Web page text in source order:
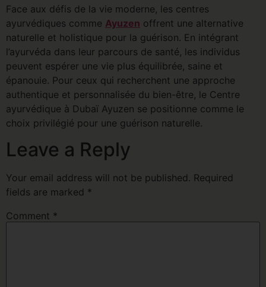
Face aux défis de la vie moderne, les centres
ayurvédiques comme Ayuzen offrent une alternative
naturelle et holistique pour la guérison. En intégrant
l’ayurvéda dans leur parcours de santé, les individus
peuvent espérer une vie plus équilibrée, saine et
épanouie. Pour ceux qui recherchent une approche
authentique et personnalisée du bien-être, le Centre
ayurvédique à Dubaï Ayuzen se positionne comme le
choix privilégié pour une guérison naturelle.
Leave a Reply
Your email address will not be published. Required
fields are marked *
Comment *